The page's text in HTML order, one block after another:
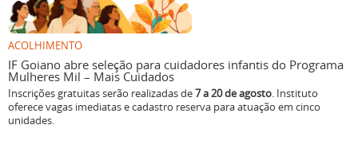
ACOLHIMENTO
IF Goiano abre seleção para cuidadores infantis do Programa
Mulheres Mil – Mais Cuidados
Inscrições gratuitas serão realizadas de7 a 20 de agosto. Instituto
oferece vagas imediatas e cadastro reserva para atuação em cinco
unidades.